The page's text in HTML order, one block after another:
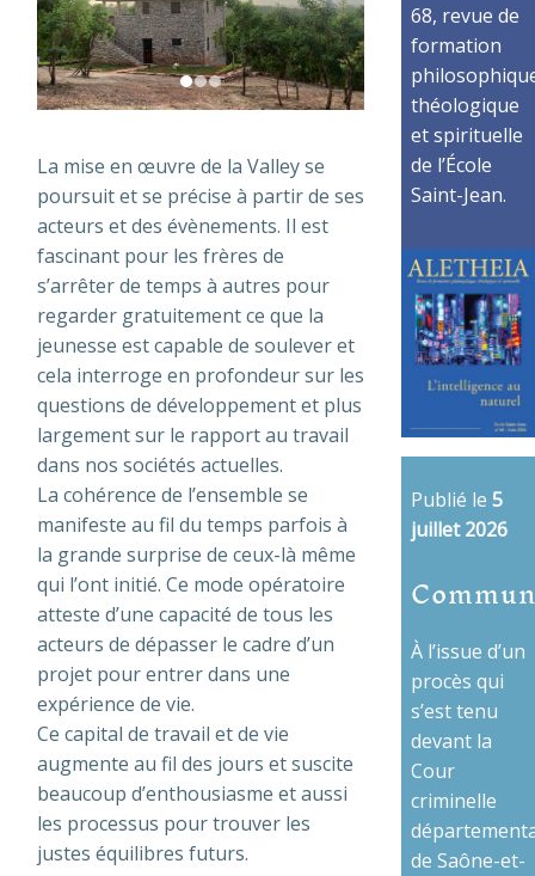
La mise en œuvre de la Valley se
poursuit et se précise à partir de ses
acteurs et des évènements. Il est
fascinant pour les frères de
s’arrêter de temps à autres pour
regarder gratuitement ce que la
jeunesse est capable de soulever et
cela interroge en profondeur sur les
questions de développement et plus
largement sur le rapport au travail
dans nos sociétés actuelles.
La cohérence de l’ensemble se
manifeste au fil du temps parfois à
la grande surprise de ceux-là même
qui l’ont initié. Ce mode opératoire
atteste d’une capacité de tous les
acteurs de dépasser le cadre d’un
projet pour entrer dans une
expérience de vie.
Ce capital de travail et de vie
augmente au fil des jours et suscite
beaucoup d’enthousiasme et aussi
les processus pour trouver les
justes équilibres futurs.
68, revue de
formation
théologique
et spirituelle
de l’École
Saint-Jean.
Publié le 5
juillet 2026
À l’issue d’un
procès qui
s’est tenu
devant la
Cour
criminelle
de Saône-et-